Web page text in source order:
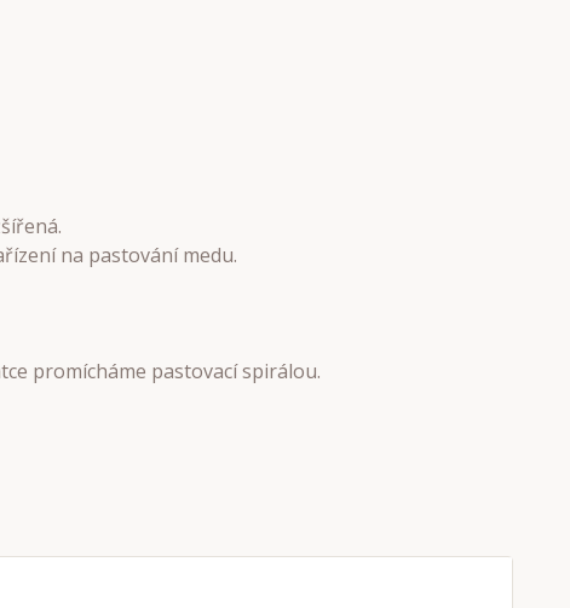
na pastování medu.
promícháme pastovací spirálou.